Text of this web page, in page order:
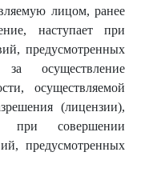
лицом, ранее
наступает при
предусмотренных
осуществляемой
(лицензии),
при совершении
предусмотренных